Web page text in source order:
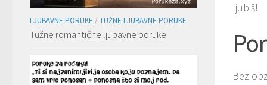
ljubiš!
Bez
LJUBAVNE PORUKE / TUŽNE LJUBAVNE PORUKE
Tužne romantične ljubavne poruke